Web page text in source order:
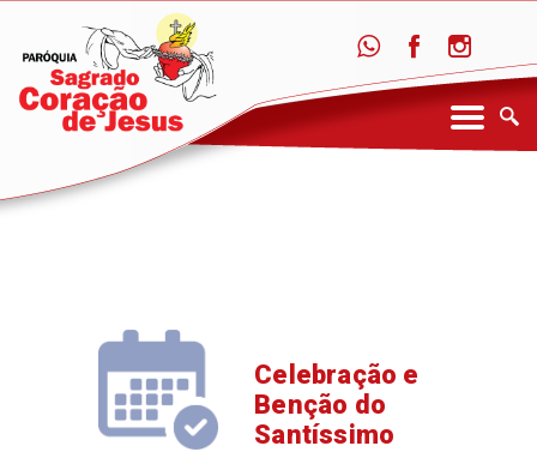
Celebração e
Benção do
Santíssimo